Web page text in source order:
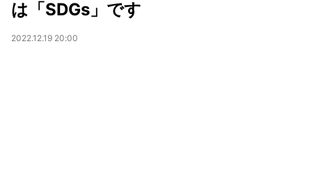
は「SDGs」です
2022.12.19 20:00